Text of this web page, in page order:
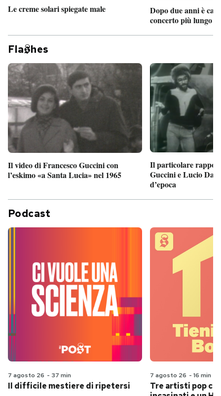
Le creme solari spiegate male
Dopo due anni è
concerto più lungo
Fla hes
Il video di Francesco Guccini con
l’eskimo «a Santa Lucia» nel 1965
Il particolare
Guccini e Lucio
d’epoca
Podcast
7 agosto 26 - 37 min
Il difficile mestiere di ripetersi
7 agosto 26 - 16 min
Tre artisti pop